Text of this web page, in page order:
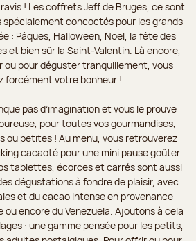
! Les coffrets Jeff de Bruges, ce sont
concoctés pour les grands
: Pâques, Halloween, Noël, la fête des
et bien sûr la Saint-Valentin. Là encore,
ou pour déguster tranquillement, vous
forcément votre bonheur !
pas d’imagination et vous le prouve
pour toutes vos gourmandises,
ou petites ! Au menu, vous retrouverez
cacaoté pour une mini pause goûter
tablettes, écorces et carrés sont aussi
dégustations à fondre de plaisir, avec
et du cacao intense en provenance
ou encore du Venezuela. Ajoutons à cela
: une gamme pensée pour les petits,